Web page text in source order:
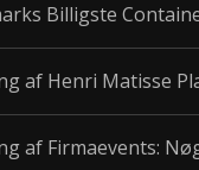
Billigste
af Henri Matisse
af Firmaevents: